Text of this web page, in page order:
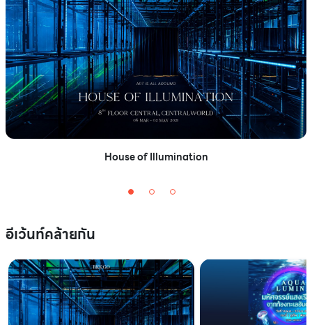
House of Illumination
อีเว้นท์คล้ายกัน